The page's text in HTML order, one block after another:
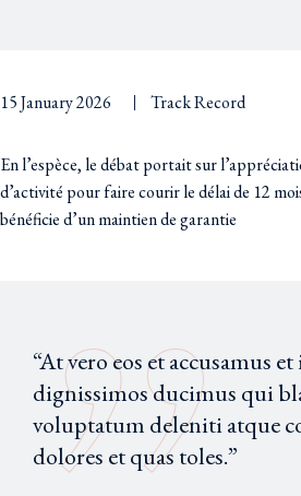
15 January 2026 Track Record
En l’espèce, le débat portait sur
d’activité pour faire courir le délai de 12
bénéficie d’un maintien de garantie
“At vero eos et accusamus
dignissimos ducimus qui
voluptatum deleniti atque
dolores et quas toles.”